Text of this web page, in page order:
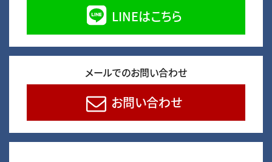
LINEはこちら
メールでのお問い合わせ
お問い合わせ